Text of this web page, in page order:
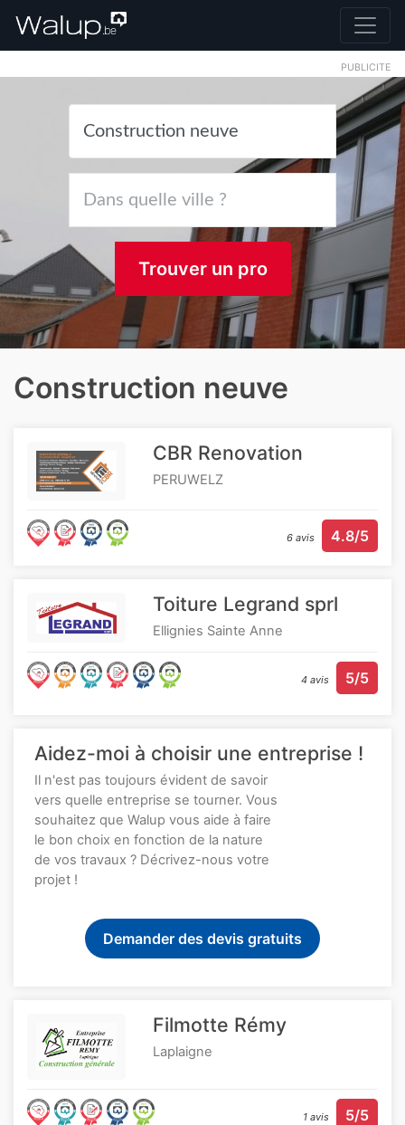
PUBLICITE
Trouver un pro
Construction neuve
CBR Renovation
PERUWELZ
6 avis 4.8/5
Toiture Legrand sprl
Ellignies Sainte Anne
4 avis 5/5
Aidez-moi à choisir une entreprise !
Il n'est pas toujours évident de savoir
vers quelle entreprise se tourner. Vous
souhaitez que Walup vous aide à faire
le bon choix en fonction de la nature
de vos travaux ? Décrivez-nous votre
projet !
Demander des devis gratuits
Filmotte Rémy
Laplaigne
1 avis 5/5